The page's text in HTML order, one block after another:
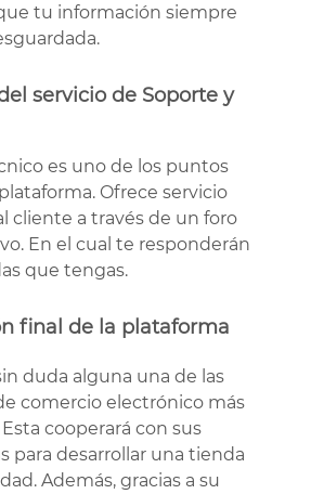
tu información siempre
servicio de Soporte y
es uno de los puntos
Ofrece servicio
cliente a través de un foro
En el cual te responderán
que tengas.
final de la plataforma
duda alguna una de las
comercio electrónico más
cooperará con sus
para desarrollar una tienda
Además, gracias a su